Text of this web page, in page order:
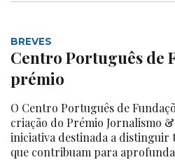
BREVES
Centro Português de
prémio
O Centro Português de
criação do Prémio Jornalismo
iniciativa destinada a
que contribuam para